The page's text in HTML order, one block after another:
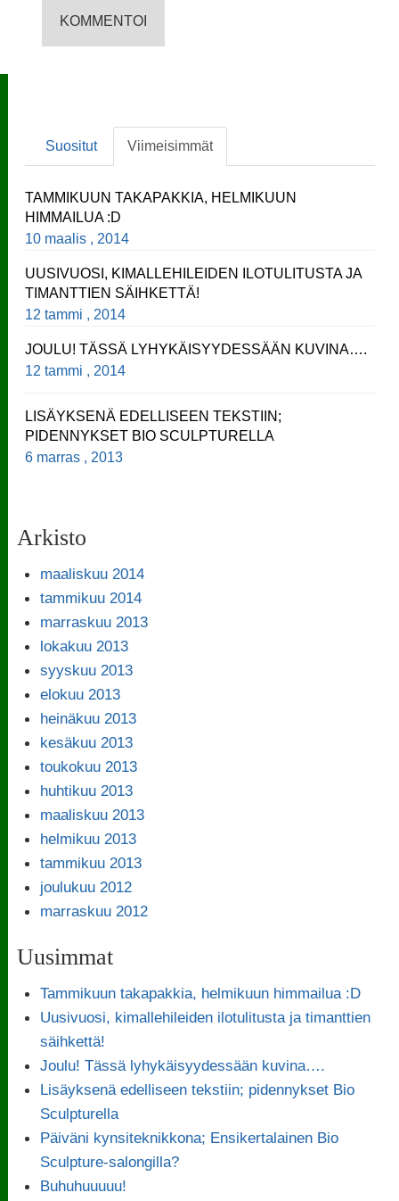
Suositut Viimeisimmät
TAMMIKUUN TAKAPAKKIA, HELMIKUUN
HIMMAILUA :D
10 maalis , 2014
UUSIVUOSI, KIMALLEHILEIDEN ILOTULITUSTA JA
TIMANTTIEN SÄIHKETTÄ!
12 tammi , 2014
JOULU! TÄSSÄ LYHYKÄISYYDESSÄÄN KUVINA….
12 tammi , 2014
LISÄYKSENÄ EDELLISEEN TEKSTIIN;
PIDENNYKSET BIO SCULPTURELLA
6 marras , 2013
Arkisto
maaliskuu 2014
tammikuu 2014
marraskuu 2013
lokakuu 2013
syyskuu 2013
elokuu 2013
heinäkuu 2013
kesäkuu 2013
toukokuu 2013
huhtikuu 2013
maaliskuu 2013
helmikuu 2013
tammikuu 2013
joulukuu 2012
marraskuu 2012
Uusimmat
Tammikuun takapakkia, helmikuun himmailua :D
Uusivuosi, kimallehileiden ilotulitusta ja timanttien
säihkettä!
Joulu! Tässä lyhykäisyydessään kuvina….
Lisäyksenä edelliseen tekstiin; pidennykset Bio
Sculpturella
Päiväni kynsiteknikkona; Ensikertalainen Bio
Sculpture-salongilla?
Buhuhuuuuu!